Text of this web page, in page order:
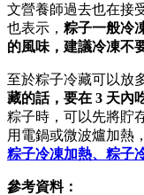
文營養師過去也在接
也表示， 粽子一般冷
的風味，建議冷凍不
至於粽子冷藏可以放
藏的話，要在 3 天內
粽子時，可以先將貯
用電鍋或微波爐加熱
粽子冷凍加熱、粽子
參考資料：